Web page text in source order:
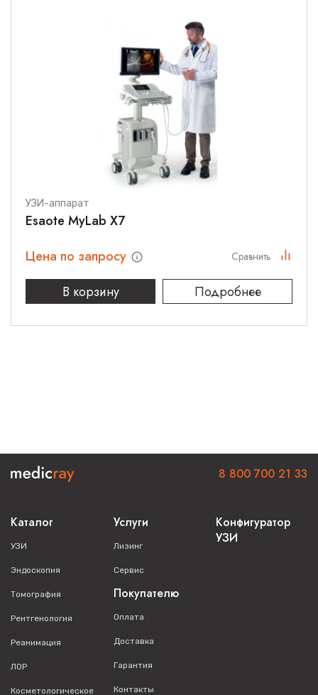
УЗИ-аппарат
Esaote MyLab X7
Цена по запросу
В корзину
Подробнее
Сравнить
Каталог
УЗИ
Эндоскопия
Томография
Рентгенология
Реанимация
ЛОР
Косметологическое
Услуги
Лизинг
Сервис
Покупателю
Оплата
Доставка
Гарантия
Контакты
Конфигуратор
УЗИ
8 800 700 21 33